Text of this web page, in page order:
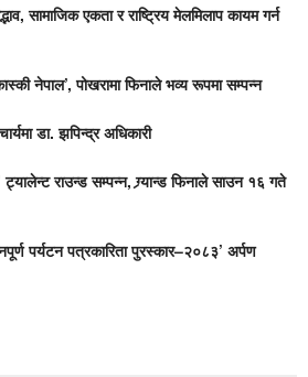
सामाजिक एकता र राष्ट्रिय मेलमिलाप कायम गर्न
नेपाल’, पोखरामा फिनाले भव्य रूपमा सम्पन्न
डा. झपिन्द्र अधिकारी
राउन्ड सम्पन्न, ग्र्यान्ड फिनाले साउन १६ गते
पर्यटन पत्रकारिता पुरस्कार–२०८३’ अर्पण